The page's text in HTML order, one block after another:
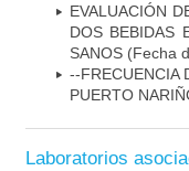
EVALUACIÓN
DOS BEBIDAS
SANOS (Fecha
--FRECUENCIA
PUERTO
Laboratorios